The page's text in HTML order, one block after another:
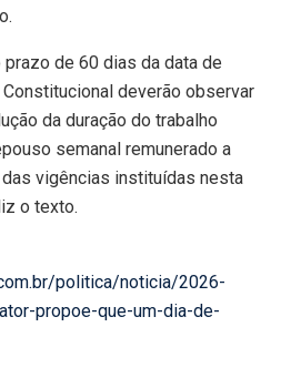
de 60 dias da data de
deverão observar
da duração do trabalho
semanal remunerado a
vigências instituídas nesta
o texto.
politica/noticia/2026-
propoe-que-um-dia-de-